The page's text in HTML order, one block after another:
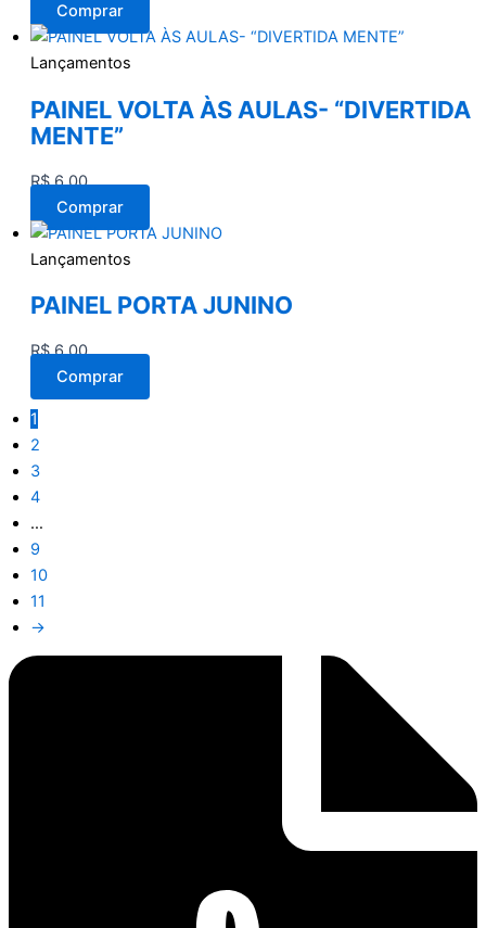
Comprar
Lançamentos
PAINEL VOLTA ÀS AULAS- “DIVERTIDA
MENTE”
R$6,00
Comprar
Lançamentos
PAINEL PORTA JUNINO
R$6,00
Comprar
1
2
3
4
…
9
10
11
→